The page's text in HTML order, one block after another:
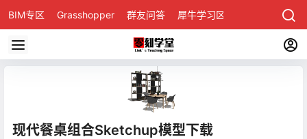
BIM专区 Grasshopper 群友问答 犀牛学习区
现代餐桌组合Sketchup模型下载